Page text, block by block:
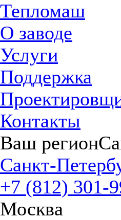
Тепломаш
О заводе
Услуги
Поддержка
Контакты
Ваш регион
Санкт-
+7 (812) 301-
Москва